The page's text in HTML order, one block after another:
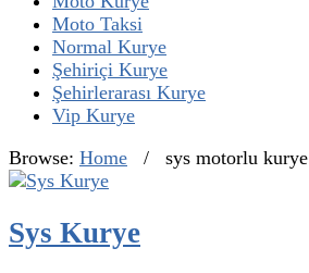
Moto Taksi
Normal Kurye
Şehiriçi Kurye
Şehirlerarası Kurye
Vip Kurye
Browse: Home / sys motorlu kurye
Sys Kurye